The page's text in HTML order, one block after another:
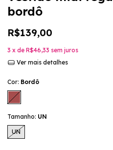
bordô
R$139,00
3 x de R$46,33 sem juros
Ver mais detalhes
Cor: Bordô
Tamanho: UN
UN